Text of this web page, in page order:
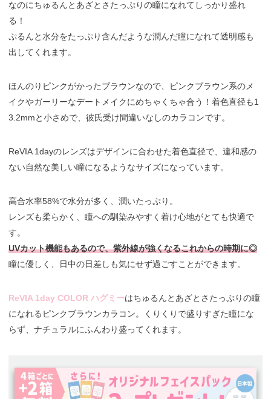
なのにちゅるんとあざとさたっぷりの瞳になれてしっかり盛れ
る！
ぷるんと水分をたっぷり含んだような潤んだ瞳になれて透明感も
出してくれます。
ほんのりピンクがかったブラウンなので、ピンクブラウン系のメ
イクやガーリーなデートメイクにめちゃくちゃ合う！着色直径も1
3.2mmと小さめで、彼氏受け間違いなしのカラコンです。
ReVIA 1dayのレンズはデザインに合わせた着色直径で、違和感の
ない自然な美しい瞳になるようなサイズになっています。
高合水率58%で水分が多く、潤いたっぷり。
レンズも柔らかく、瞳への馴染みやすく着け心地がとても快適で
す。
UVカット機能もあるので、紫外線が強くなるこれからの時期に◎
瞳に優しく、日中の日差しも気にせず過ごすことができます。
ReVIA 1day COLOR ハグミーはちゅるんとあざとさたっぷりの瞳
になれるピンクブラウンカラコン。くりくりで盛りすぎた瞳にな
らず、ナチュラルにふんわり盛ってくれます。